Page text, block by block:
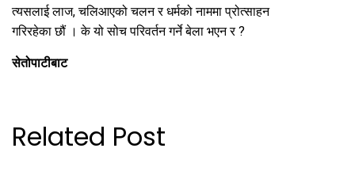
त्यसलाई लाज, चलिआएको चलन र धर्मको नाममा प्रोत्साहन
गरिरहेका छौं । के यो सोच परिवर्तन गर्ने बेला भएन र ?
सेतोपाटीबाट
Related Post